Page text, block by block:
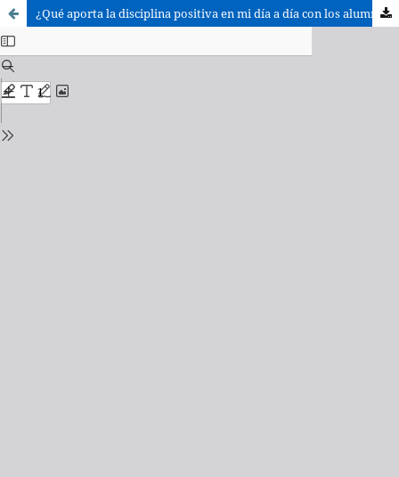
¿Qué aporta la disciplina positiva en mi día a día con los alumnos y qué les aporta a ellos que utilicemos este estilo educativo?